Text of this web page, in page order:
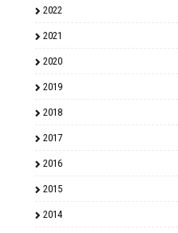
2022
2021
2020
2019
2018
2017
2016
2015
2014